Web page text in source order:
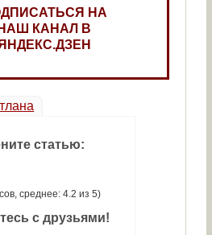
НА
НАШ КАНАЛ В
статью:
среднее: 4.2 из 5)
с друзьями!